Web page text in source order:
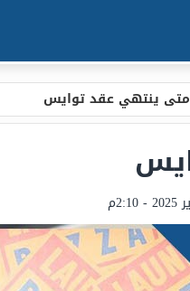
متى ينتهي عقد توايس